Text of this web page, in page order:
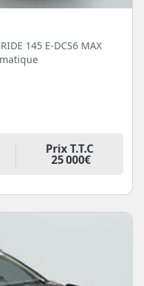
145 E-DCS6 MAX
Prix T.T.C
25 000€